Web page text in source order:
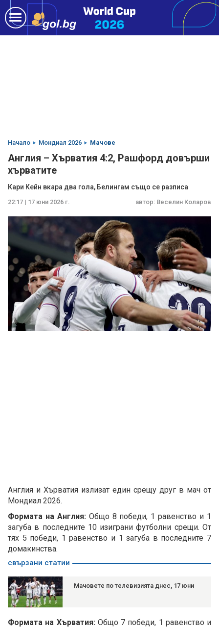
Начало Мондиал 2026 Мачове
Англия – Хърватия 4:2, Рашфорд довърши
хърватите
Кари Кейн вкара два гола, Белингам също се разписа
22:17 | 17 юни 2026 г. автор: Веселин Коларов
Англия и Хърватия излизат един срещу друг в мач от
Мондиал 2026.
Формата на Англия: Общо 8 победи, 1 равенство и 1
загуба в последните 10 изиграни футболни срещи. От
тях 5 победи, 1 равенство и 1 загуба в последните 7
домакинства.
свързани статии
Мачовете по телевизията днес, 17 юни
Формата на Хърватия:Общо 7 победи, 1 равенство и